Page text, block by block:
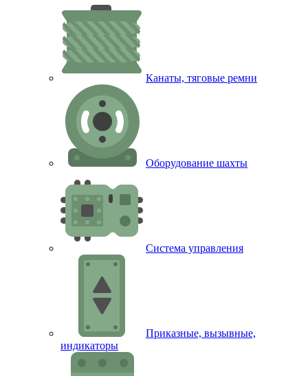
Канаты, тяговые ремни
Оборудование шахты
Система управления
Приказные, вызывные,
индикаторы